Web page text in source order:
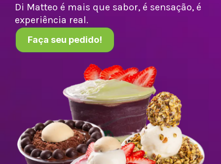
Di Matteo é mais que sabor, é sensação, é
experiência real.
Faça seu pedido!